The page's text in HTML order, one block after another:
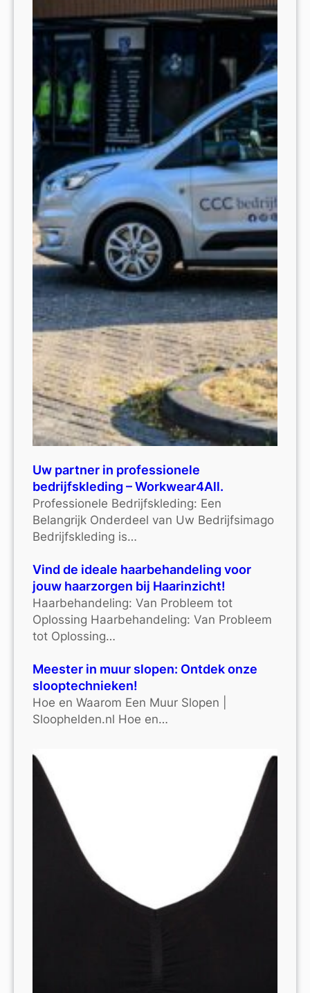
Uw partner in professionele
bedrijfskleding – Workwear4All.
Professionele Bedrijfskleding: Een
Belangrijk Onderdeel van Uw Bedrijfsimago
Bedrijfskleding is…
Vind de ideale haarbehandeling voor
jouw haarzorgen bij Haarinzicht!
Haarbehandeling: Van Probleem tot
Oplossing Haarbehandeling: Van Probleem
tot Oplossing…
Meester in muur slopen: Ontdek onze
slooptechnieken!
Hoe en Waarom Een Muur Slopen |
Sloophelden.nl Hoe en…